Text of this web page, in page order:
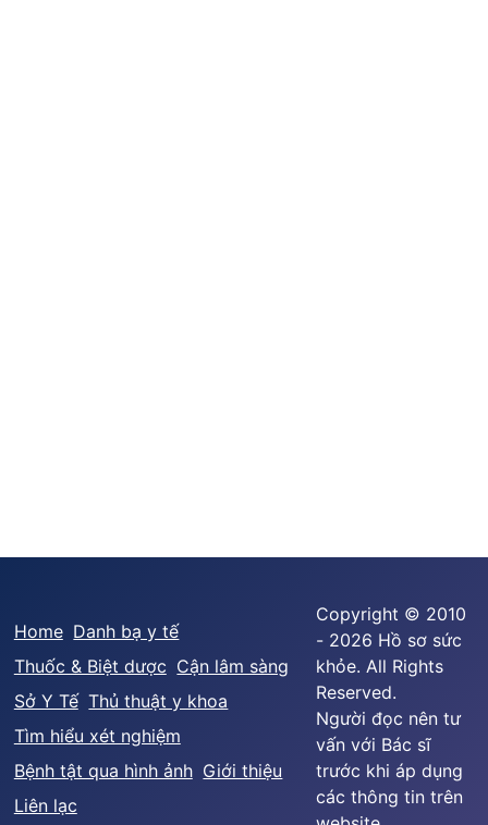
Home Danh bạ y tế
Thuốc & Biệt dược Cận lâm sàng
Sở Y Tế Thủ thuật y khoa
Tìm hiểu xét nghiệm
Bệnh tật qua hình ảnh Giới thiệu
Liên lạc
Copyright © 2010
- 2026 Hồ sơ sức
khỏe. All Rights
Reserved.
Người đọc nên tư
vấn với Bác sĩ
trước khi áp dụng
các thông tin trên